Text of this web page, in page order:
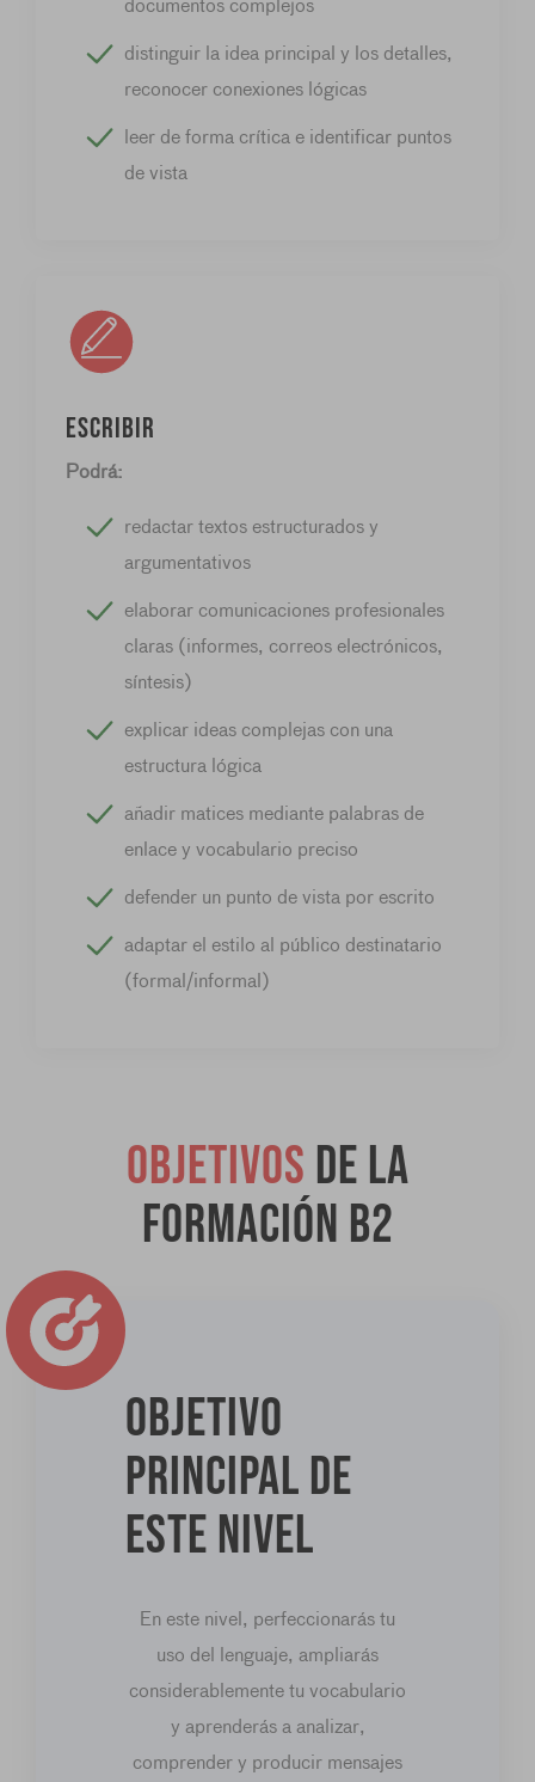
documentos complejos
distinguir la idea principal y los detalles,
reconocer conexiones lógicas
leer de forma crítica e identificar puntos
de vista
Escribir
Podrá:
redactar textos estructurados y
argumentativos
elaborar comunicaciones profesionales
claras (informes, correos electrónicos,
síntesis)
explicar ideas complejas con una
estructura lógica
añadir matices mediante palabras de
enlace y vocabulario preciso
defender un punto de vista por escrito
adaptar el estilo al público destinatario
(formal/informal)
Objetivos de la
formación B2
Objetivo
principal de
este nivel
En este nivel, perfeccionarás tu
uso del lenguaje, ampliarás
considerablemente tu vocabulario
y aprenderás a analizar,
comprender y producir mensajes